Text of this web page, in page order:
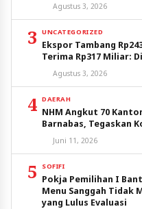
Agustus 3, 2026
3 UNCATEGORIZED
Ekspor Tambang
Terima Rp317 Miliar:
Agustus 3, 2026
4 DAERAH
NHM Angkut 70
Barnabas, Tegaskan
Juni 11, 2026
5 SOFIFI
Pokja Pemilihan I
Menu Sanggah Tidak
yang Lulus Evaluasi